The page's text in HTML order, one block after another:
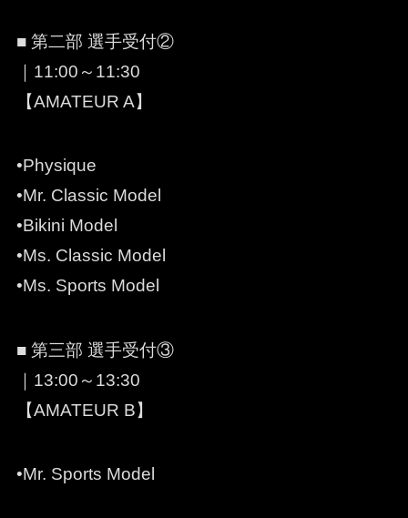
■ 第二部 選手受付②
｜11:00～11:30
【AMATEUR A】
•Physique
•Mr. Classic Model
•Bikini Model
•Ms. Classic Model
•Ms. Sports Model
■ 第三部 選手受付③
｜13:00～13:30
【AMATEUR B】
•Mr. Sports Model